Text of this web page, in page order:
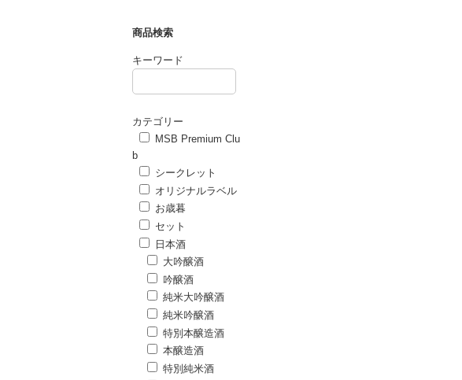
商品検索
キーワード
カテゴリー
MSB Premium Clu
b
シークレット
オリジナルラベル
お歳暮
セット
日本酒
大吟醸酒
吟醸酒
純米大吟醸酒
純米吟醸酒
特別本醸造酒
本醸造酒
特別純米酒